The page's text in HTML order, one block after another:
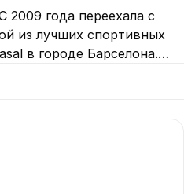
года переехала с
из лучших спортивных
в городе Барселона.
EsInternationalschool.
на мировом уровне,
с 2012 до 2018,